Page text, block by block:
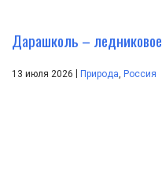
Дарашколь –
13 июля 2026 Природа, Россия